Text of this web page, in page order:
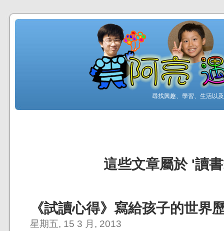
尋找興趣、學習、生活以
這些文章屬於 '讀
《試讀心得》寫給孩子的世界
星期五, 15 3 月, 2013